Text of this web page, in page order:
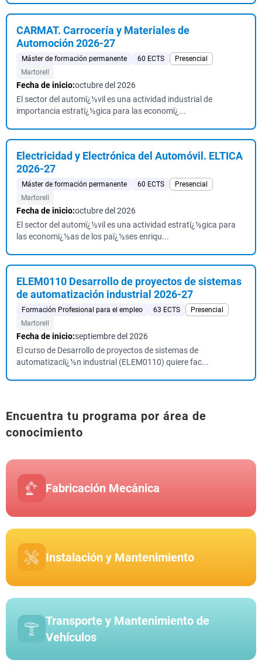
CARMAT. Carrocería y Materiales de
Automoción 2026-27
Máster de formación permanente 60 ECTS
Presencial
Martorell
Fecha de inicio:octubre del 2026
El sector del automï¿½vil es una actividad industrial de
importancia estratï¿½gica para las economï¿...
Electricidad y Electrónica del Automóvil. ELTICA
2026-27
Máster de formación permanente 60 ECTS
Presencial
Martorell
Fecha de inicio:octubre del 2026
El sector del automï¿½vil es una actividad estratï¿½gica para
las economï¿½as de los paï¿½ses enriqu...
ELEM0110 Desarrollo de proyectos de sistemas
de automatización industrial 2026-27
Formación Profesional para el empleo 63 ECTS
Presencial
Martorell
Fecha de inicio:septiembre del 2026
El curso de Desarrollo de proyectos de sistemas de
automatizaciï¿½n industrial (ELEM0110) quiere fac...
Encuentra tu programa por área de
conocimiento
Fabricación Mecánica
Instalación y Mantenimiento
Transporte y Mantenimiento de
Vehículos